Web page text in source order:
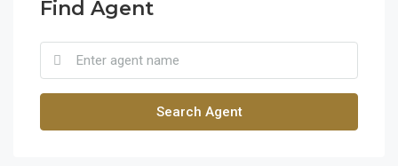
Find Agent
Search Agent